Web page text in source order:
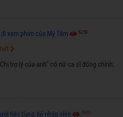
xem phim của Mỹ Tâm 6260
trợ lý của anh" có nữ ca sĩ đóng chính,
tiệc tùng, kẻ nhập viện 7673